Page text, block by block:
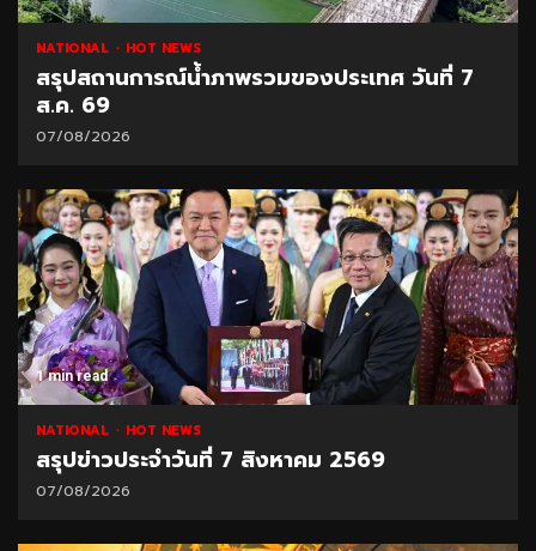
NATIONAL HOT NEWS
สรุปสถานการณ์น้ำภาพรวมของประเทศ วันที่ 7
ส.ค. 69
07/08/2026
1 min read
NATIONAL HOT NEWS
สรุปข่าวประจำวันที่ 7 สิงหาคม 2569
07/08/2026